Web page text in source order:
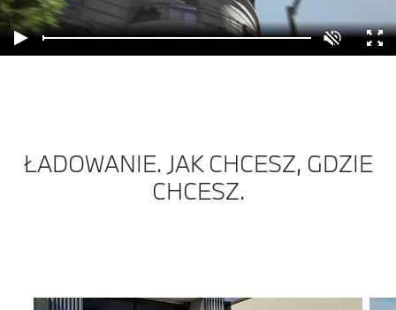
ŁADOWANIE. JAK CHCESZ, GDZIE
CHCESZ.